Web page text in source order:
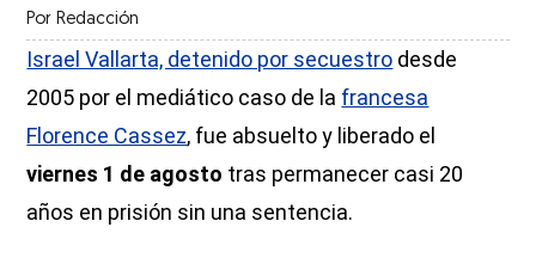
Por Redacción
Israel Vallarta, detenido por secuestro desde
2005 por el mediático caso de la francesa
Florence Cassez, fue absuelto y liberado el
viernes 1 de agosto tras permanecer casi 20
años en prisión sin una sentencia.